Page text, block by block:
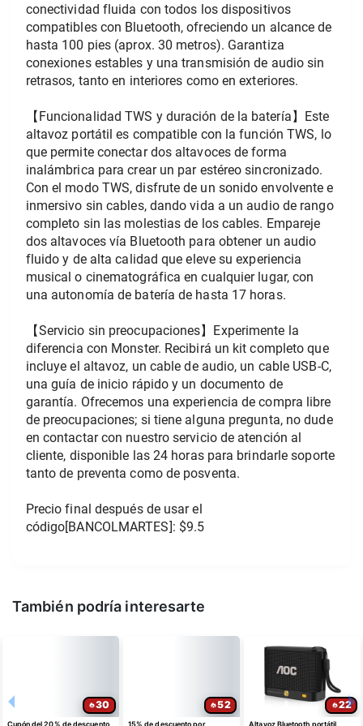
conectividad fluida con todos los dispositivos
compatibles con Bluetooth, ofreciendo un alcance de
hasta 100 pies (aprox. 30 metros). Garantiza
conexiones estables y una transmisión de audio sin
retrasos, tanto en interiores como en exteriores.
【Funcionalidad TWS y duración de la batería】Este
altavoz portátil es compatible con la función TWS, lo
que permite conectar dos altavoces de forma
inalámbrica para crear un par estéreo sincronizado.
Con el modo TWS, disfrute de un sonido envolvente e
inmersivo sin cables, dando vida a un audio de rango
completo sin las molestias de los cables. Empareje
dos altavoces vía Bluetooth para obtener un audio
fluido y de alta calidad que eleve su experiencia
musical o cinematográfica en cualquier lugar, con
una autonomía de batería de hasta 17 horas.
【Servicio sin preocupaciones】Experimente la
diferencia con Monster. Recibirá un kit completo que
incluye el altavoz, un cable de audio, un cable USB-C,
una guía de inicio rápido y un documento de
garantía. Ofrecemos una experiencia de compra libre
de preocupaciones; si tiene alguna pregunta, no dude
en contactar con nuestro servicio de atención al
cliente, disponible las 24 horas para brindarle soporte
tanto de preventa como de posventa.
Precio final después de usar el
código[BANCOLMARTES]: $9.5
También podría interesarte
30
Cupón del 20% de descuento
52
15% de descuento por
22
Altavoz Bluetooth portátil,